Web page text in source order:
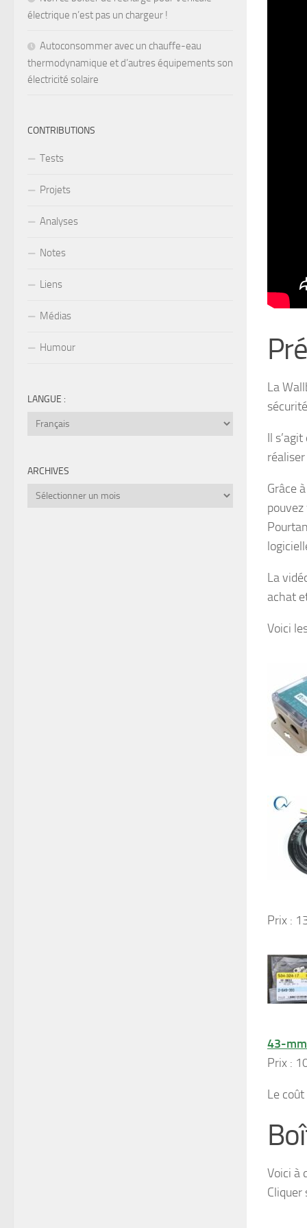
La
Il
Grâce
La
achat
Voici
Prix :
43-
Prix :
Le
Voici à
électrique n’est pas un chargeur !
Autoconsommer avec un chauffe-eau
thermodynamique et d’autres équipements son
électricité solaire
CONTRIBUTIONS
Tests
Projets
Analyses
Notes
Liens
Médias
Humour
LANGUE :
ARCHIVES
Archives